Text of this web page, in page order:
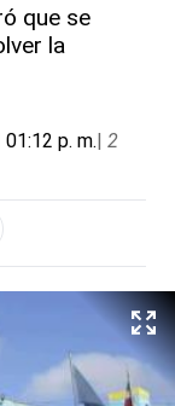
que se
la
p. m.| 2